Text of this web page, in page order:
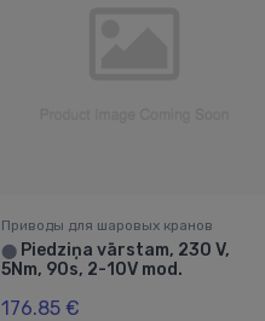
Приводы для шаровых кранов
⬤ Piedziņa vārstam, 230 V,
5Nm, 90s, 2-10V mod.
176.85 €